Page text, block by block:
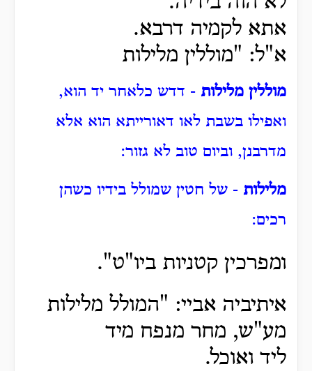
אתא לקמיה דרבא.
א"ל: "מוללין מלילות
מוללין מלילות - דדש כלאחר יד הוא,
ואפילו בשבת לאו דאורייתא הוא אלא
מדרבנן, וביום טוב לא גזור:
מלילות - של חטין שמולל בידיו כשהן
רכים:
ומפרכין קטניות ביו"ט".
איתיביה אביי: "המולל מלילות
מע"ש, מחר מנפח מיד
ליד ואוכל.